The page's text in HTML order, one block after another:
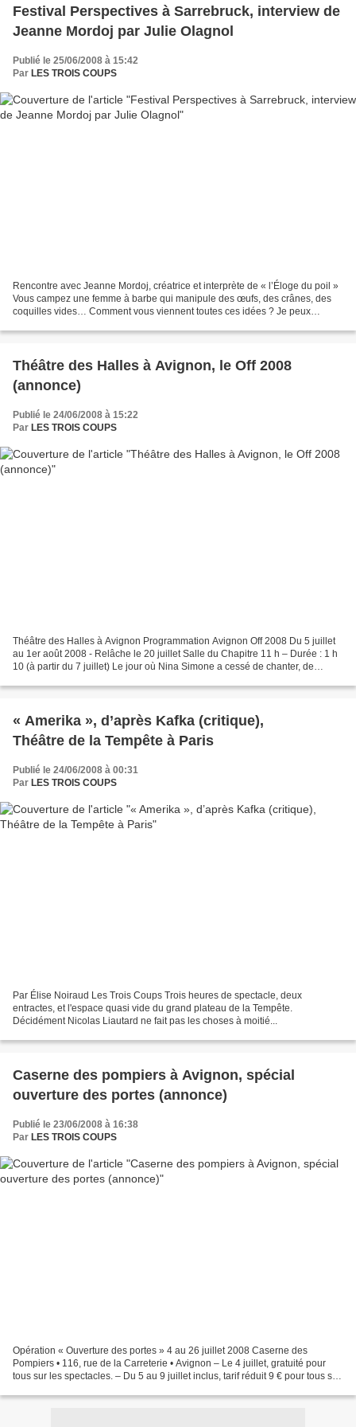
Festival Perspectives à Sarrebruck, interview de
Jeanne Mordoj par Julie Olagnol
Publié le 25/06/2008 à 15:42
Par LES TROIS COUPS
Rencontre avec Jeanne Mordoj, créatrice et interprète de « l’Éloge du poil »
Vous campez une femme à barbe qui manipule des œufs, des crânes, des
coquilles vides… Comment vous viennent toutes ces idées ? Je peux
Théâtre des Halles à Avignon, le Off 2008
(annonce)
Publié le 24/06/2008 à 15:22
Par LES TROIS COUPS
Théâtre des Halles à Avignon Programmation Avignon Off 2008 Du 5 juillet
au 1er août 2008 - Relâche le 20 juillet Salle du Chapitre 11 h – Durée : 1 h
10 (à partir du 7 juillet) Le jour où Nina Simone a cessé de chanter, de
« Amerika », d’après Kafka (critique),
Théâtre de la Tempête à Paris
Publié le 24/06/2008 à 00:31
Par LES TROIS COUPS
Par Élise Noiraud Les Trois Coups Trois heures de spectacle, deux
entractes, et l'espace quasi vide du grand plateau de la Tempête.
Décidément Nicolas Liautard ne fait pas les choses à moitié...
Caserne des pompiers à Avignon, spécial
ouverture des portes (annonce)
Publié le 23/06/2008 à 16:38
Par LES TROIS COUPS
Opération « Ouverture des portes » 4 au 26 juillet 2008 Caserne des
Pompiers • 116, rue de la Carreterie • Avignon – Le 4 juillet, gratuité pour
tous sur les spectacles. – Du 5 au 9 juillet inclus, tarif réduit 9 € pour tous sur